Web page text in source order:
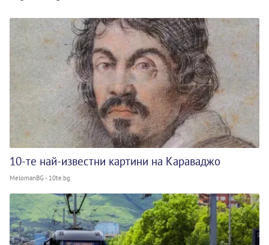
10-те най-известни картини на Караваджо
MelomanBG - 10te.bg